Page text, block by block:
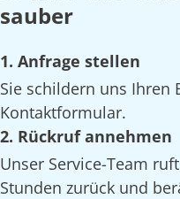
sauber
1. Anfrage stellen
Sie schildern uns Ihren
Kontaktformular.
2. Rückruf annehmen
Unser Service-Team
Stunden zurück und